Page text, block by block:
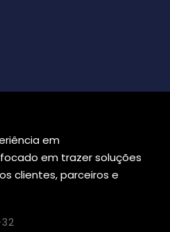
em
em trazer soluções
clientes, parceiros e